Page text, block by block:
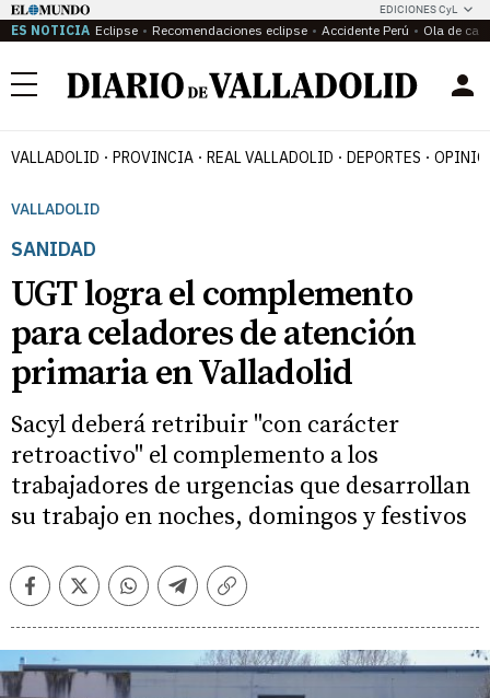
EDICIONES CyL
ES NOTICIA Eclipse Recomendaciones eclipse Accidente Perú Ola de
Menú
VALLADOLID PROVINCIA REAL VALLADOLID DEPORTES
VALLADOLID
SANIDAD
UGT logra el complemento
para celadores de atención
primaria en Valladolid
Sacyl deberá retribuir "con carácter
retroactivo" el complemento a los
trabajadores de urgencias que desarrollan
su trabajo en noches, domingos y festivos
FacebookTwitterWhatsappTelegramCopiar